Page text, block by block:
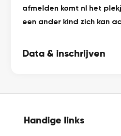
afmelden komt nl het
een ander kind zich kan
Data & inschrijven
Handige links